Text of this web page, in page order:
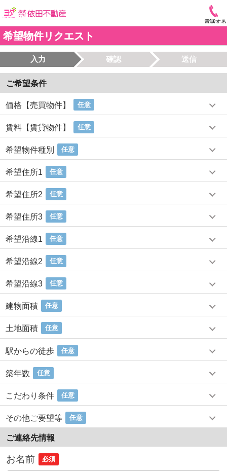
電話する
希望物件リクエスト
入力 確認 送信
ご希望条件
価格【売買物件】 任意
賃料【賃貸物件】 任意
希望物件種別 任意
希望住所1 任意
希望住所2 任意
希望住所3 任意
希望沿線1 任意
希望沿線2 任意
希望沿線3 任意
建物面積 任意
土地面積 任意
駅からの徒歩 任意
築年数 任意
こだわり条件 任意
その他ご要望等 任意
ご連絡先情報
お名前 必須